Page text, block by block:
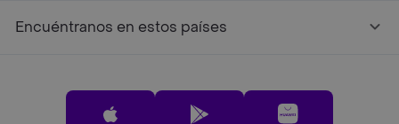
Encuéntranos en estos países